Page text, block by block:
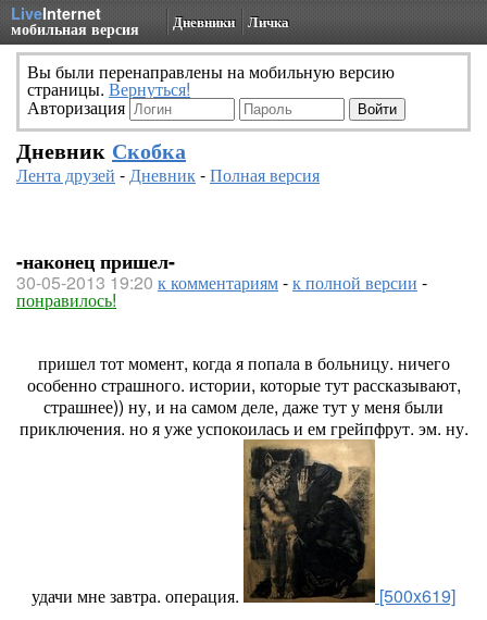
LiveInternet
мобильная версия Дневники Личка
Вы были перенаправлены на мобильную версию
страницы. Вернуться!
Авторизация
Дневник Скобка
Лента друзей -Дневник-Полная версия
-наконец пришел-
30-05-2013 19:20 к комментариям-к полной версии -
понравилось!
пришел тот момент, когда я попала в больницу. ничего
особенно страшного. истории, которые тут рассказывают,
страшнее)) ну, и на самом деле, даже тут у меня были
приключения. но я уже успокоилась и ем грейпфрут. эм. ну.
удачи мне завтра. операция. [500x619]